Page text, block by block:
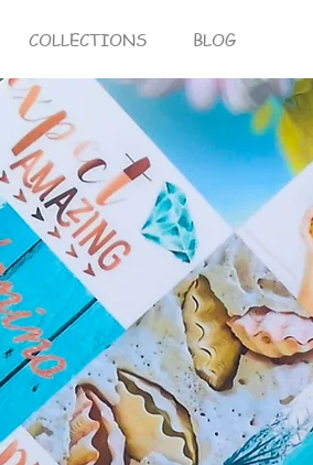
COLLECTIONS BLOG